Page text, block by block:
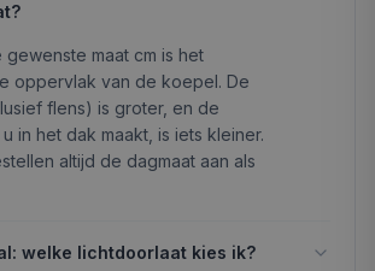
gewenste maat cm is het
oppervlak van de koepel. De
flens) is groter, en de
in het dak maakt, is iets kleiner.
altijd de dagmaat aan als
welke lichtdoorlaat kies ik?